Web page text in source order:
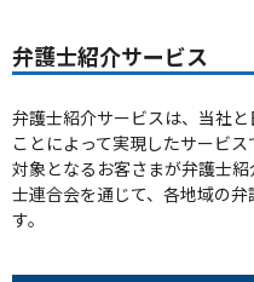
弁護士紹介サービス
弁護士紹介サービスは、当社
ことによって実現したサービ
対象となるお客さまが弁護士
士連合会を通じて、各地域の
す。